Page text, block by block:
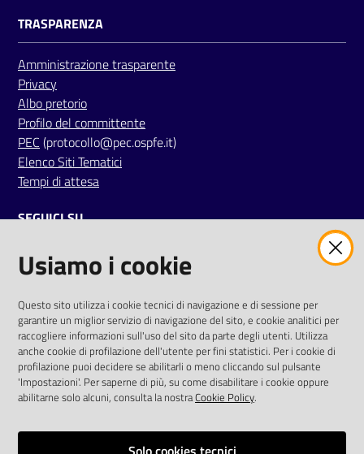
r
a
s
p
a
r
e
n
t
Seguici
su
TRASPARENZA
Amministrazione trasparente
Privacy
Albo pretorio
Profilo del committente
PEC (protocollo@pec.ospfe.it)
Elenco Siti Tematici
Tempi di attesa
SEGUICI SU
twitterfacebookyoutube
AREA DIPENDENTI
Posta Elettronica Aziendale
Cloud aziendale(manuale di istruzioni)
Portale del Dipendente
Sito intranet
Usiamo i cookie
Questo sito utilizza i cookie tecnici di navigazione e di sessione per
garantire un miglior servizio di navigazione del sito, e cookie analitici per
raccogliere informazioni sull'uso del sito da parte degli utenti. Utilizza
anche cookie di profilazione dell'utente per fini statistici. Per i cookie di
profilazione puoi decidere se abilitarli o meno cliccando sul pulsante
'Impostazioni'. Per saperne di più, su come disabilitare i cookie oppure
abilitarne solo alcuni, consulta la nostraCookie Policy.